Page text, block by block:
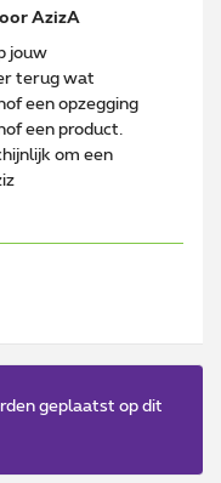
AzizA
jouw
terug wat
een opzegging
een product.
om een
geplaatst op dit